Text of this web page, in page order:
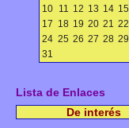
10 11 12 13 14 15
17 18 19 20 21 22
24 25 26 27 28 29
31
Lista de Enlaces
De interés